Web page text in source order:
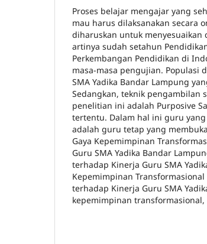
Proses belajar mengajar yang
mau harus dilaksanakan secara
diharuskan untuk menyesuaikan
artinya sudah setahun
Perkembangan Pendidikan di
masa-masa pengujian. Populasi
SMA Yadika Bandar Lampung
Sedangkan, teknik pengambilan
penelitian ini adalah Purposive
tertentu. Dalam hal ini guru
adalah guru tetap yang
Gaya Kepemimpinan
Guru SMA Yadika Bandar
terhadap Kinerja Guru SMA
Kepemimpinan
terhadap Kinerja Guru SMA
kepemimpinan